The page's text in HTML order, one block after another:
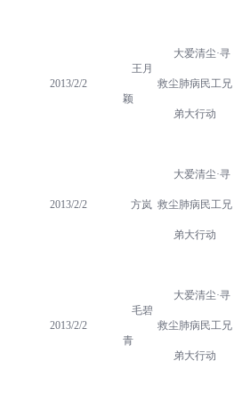
2013/2/2
王月
颖
大爱清尘·寻
救尘肺病民工兄
弟大行动
2013/2/2 方岚
大爱清尘·寻
救尘肺病民工兄
弟大行动
2013/2/2
毛碧
青
大爱清尘·寻
救尘肺病民工兄
弟大行动